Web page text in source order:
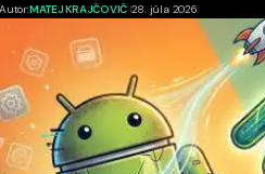
Autor:MATEJ KRAJČOVIČ 28. júla 2026